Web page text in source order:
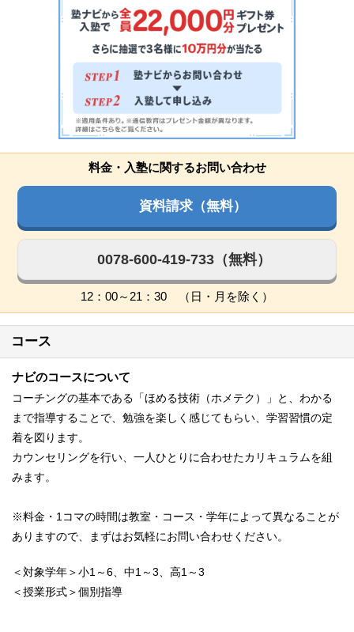
料金・入塾に関するお問い合わせ
資料請求（無料）
0078-600-419-733（無料）
12：00～21：30 （日・月を除く）
コース
ナビのコースについて
コーチングの基本である「ほめる技術（ホメテク）」と、わかる
まで指導することで、勉強を楽しく感じてもらい、学習習慣の定
着を図ります。
カウンセリングを行い、一人ひとりに合わせたカリキュラムを組
みます。
※料金・1コマの時間は教室・コース・学年によって異なることが
ありますので、まずはお気軽にお問い合わせください。
＜対象学年＞小1～6、中1～3、高1～3
＜授業形式＞個別指導